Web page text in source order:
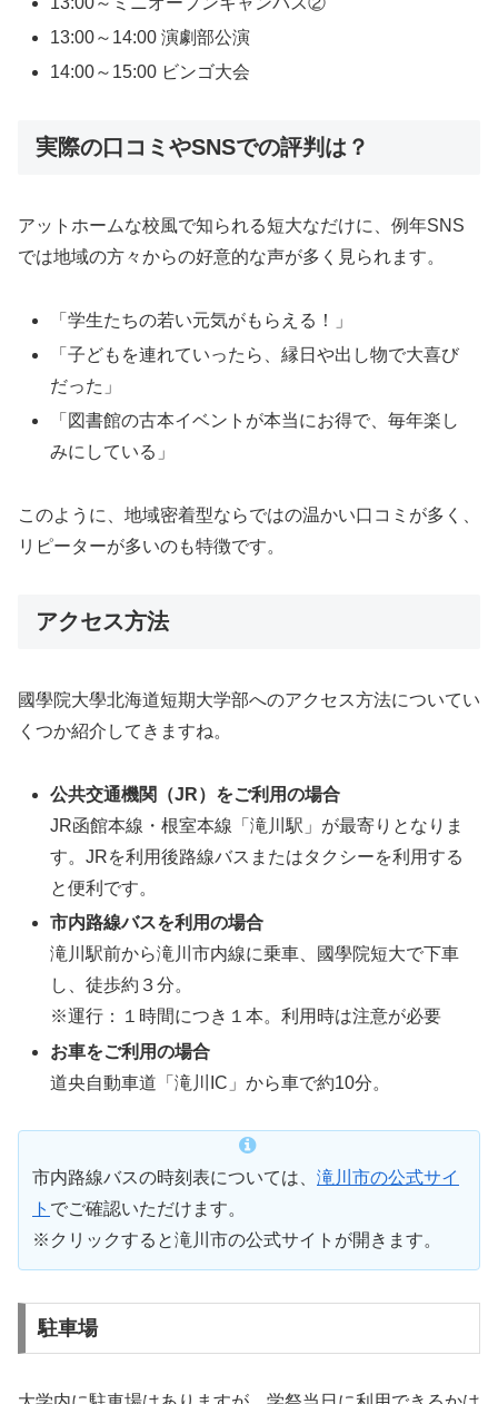
13:00～14:00 演劇部公演
14:00～15:00 ビンゴ大会
実際の口コミやSNSでの評判は？
アットホームな校風で知られる短大なだけに、例年SNS
では地域の方々からの好意的な声が多く見られます。
「学生たちの若い元気がもらえる！」
「子どもを連れていったら、縁日や出し物で大喜び
だった」
「図書館の古本イベントが本当にお得で、毎年楽し
みにしている」
このように、地域密着型ならではの温かい口コミが多く、
リピーターが多いのも特徴です。
アクセス方法
國學院大學北海道短期大学部へのアクセス方法についてい
くつか紹介してきますね。
公共交通機関（JR）をご利用の場合
JR函館本線・根室本線「滝川駅」が最寄りとなりま
す。JRを利用後路線バスまたはタクシーを利用する
と便利です。
市内路線バスを利用の場合
滝川駅前から滝川市内線に乗車、國學院短大で下車
し、徒歩約３分。
※運行：１時間につき１本。利用時は注意が必要
お車をご利用の場合
道央自動車道「滝川IC」から車で約10分。
市内路線バスの時刻表については、 滝川市の公式サイ
ト でご確認いただけます。
※クリックすると滝川市の公式サイトが開きます。
駐車場